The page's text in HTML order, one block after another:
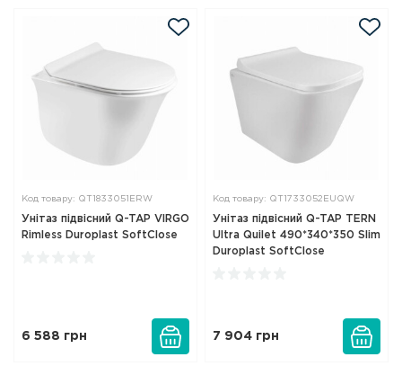
Код товару: QT1833051ERW
Унітаз підвісний Q-TAP VIRGO
Rimless Duroplast SoftClose
6 588 грн
Код товару: QT1733052EUQW
Унітаз підвісний Q-TAP TERN
Ultra Quilet 490*340*350 Slim
Duroplast SoftClose
7 904 грн